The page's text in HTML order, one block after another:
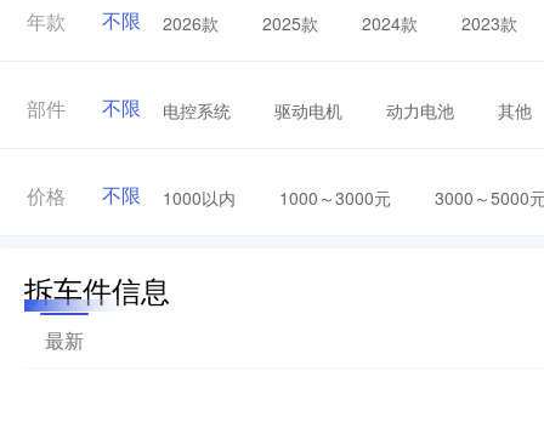
年款 不限 2026款 2025款 2024款 2023款
部件 不限 电控系统 驱动电机 动力电池 其他
价格 不限 1000以内 1000～3000元 3000～5000
拆车件信息
最新